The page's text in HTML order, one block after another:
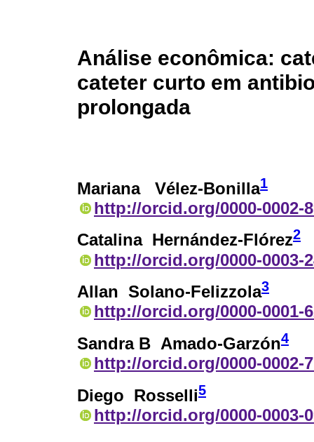
Análise econômica:
cateter curto em
prolongada
Mariana Vélez-Bonilla1
http://orcid.org/0000-0002-
Catalina Hernández-Flórez2
http://orcid.org/0000-0003-
Allan Solano-Felizzola3
http://orcid.org/0000-0001-
Sandra B Amado-Garzón4
http://orcid.org/0000-0002-
Diego Rosselli5
http://orcid.org/0000-0003-